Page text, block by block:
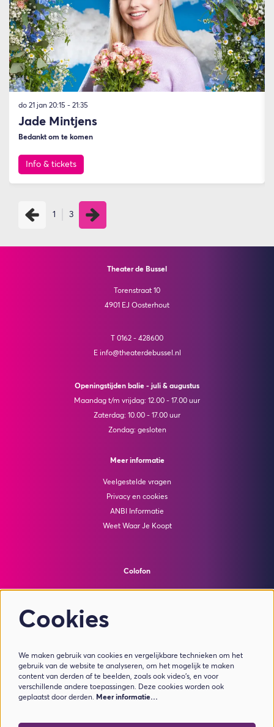
Jade Mintjens
Bedankt om te komen
do 21 jan 20:15 - 21:35
Info & tickets
1 3
Theater de Bussel
Torenstraat 10
4901 EJ Oosterhout
T 0162 - 428600
E info@theaterdebussel.nl
Openingstijden balie - juli & augustus
Maandag t/m vrijdag: 12.00 - 17.00 uur
Zaterdag: 10.00 - 17.00 uur
Zondag: gesloten
Meer informatie
Veelgestelde vragen
Privacy en cookies
ANBI Informatie
Weet Waar Je Koopt
Colofon
© Theater de Bussel
Meld je aan voor de nieuwsbrief
Cookies
We maken gebruik van cookies en vergelijkbare technieken om het
gebruik van de website te analyseren, om het mogelijk te maken
content van derden af te beelden, zoals ook video’s, en voor
verschillende andere toepassingen. Deze cookies worden ook
geplaatst door derden. Meer informatie…